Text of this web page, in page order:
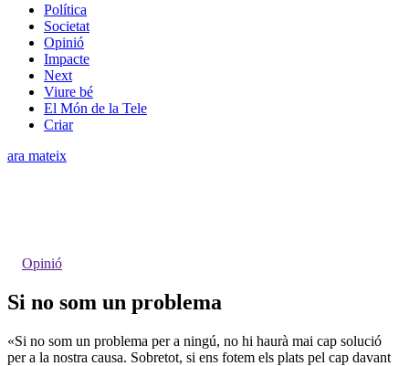
Política
Societat
Opinió
Impacte
Next
Viure bé
El Món de la Tele
Criar
ara mateix
Opinió
Si no som un problema
«Si no som un problema per a ningú, no hi haurà mai cap solució
per a la nostra causa. Sobretot, si ens fotem els plats pel cap davant